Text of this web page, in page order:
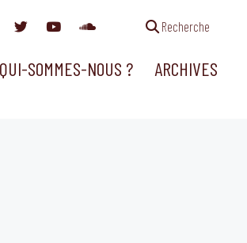
Recherche
QUI-SOMMES-NOUS ? ARCHIVES